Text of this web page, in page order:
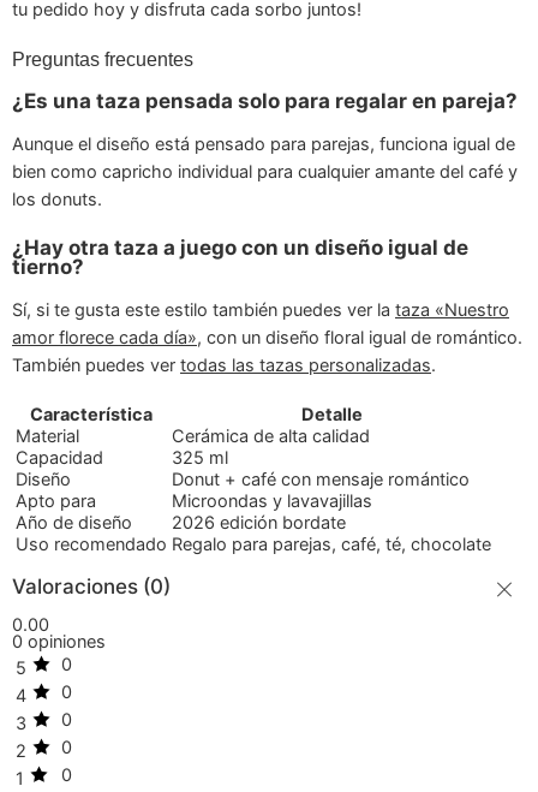
tu pedido hoy y disfruta cada sorbo juntos!
Preguntas frecuentes
¿Es una taza pensada solo para regalar en pareja?
Aunque el diseño está pensado para parejas, funciona igual de
bien como capricho individual para cualquier amante del café y
los donuts.
¿Hay otra taza a juego con un diseño igual de
tierno?
Sí, si te gusta este estilo también puedes ver la taza «Nuestro
amor florece cada día», con un diseño floral igual de romántico.
También puedes ver todas las tazas personalizadas.
Característica
Detalle
Material
Cerámica de alta calidad
Capacidad
325 ml
Diseño
Donut + café con mensaje romántico
Apto para
Microondas y lavavajillas
Año de diseño
2026 edición bordate
Uso recomendado Regalo para parejas, café, té, chocolate
Valoraciones (0)
0.00
0 opiniones
5
0
4
0
3
0
2
0
1
0